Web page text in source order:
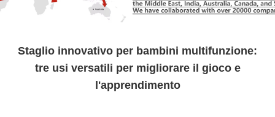
Staglio innovativo per bambini multifunzione:
tre usi versatili per migliorare il gioco e
l'apprendimento